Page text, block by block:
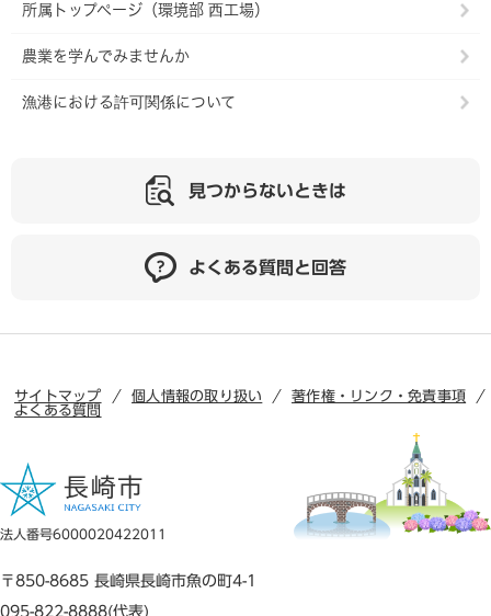
所属トップページ（環境部 西工場）
農業を学んでみませんか
漁港における許可関係について
見つからないときは
よくある質問と回答
サイトマップ 個人情報の取り扱い
著作権・リンク・免責事項
よくある質問
法人番号6000020422011
〒850-8685 長崎県長崎市魚の町4-1
095-822-8888(代表)